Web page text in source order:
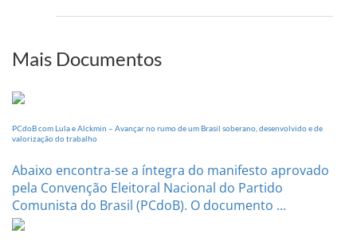
PI
Mais Documentos
PCdoB com Lula e Alckmin – Avançar no rumo de um Brasil soberano, desenvolvido e de
valorização do trabalho
Abaixo encontra-se a íntegra do manifesto aprovado
pela Convenção Eleitoral Nacional do Partido
Comunista do Brasil (PCdoB). O documento ...